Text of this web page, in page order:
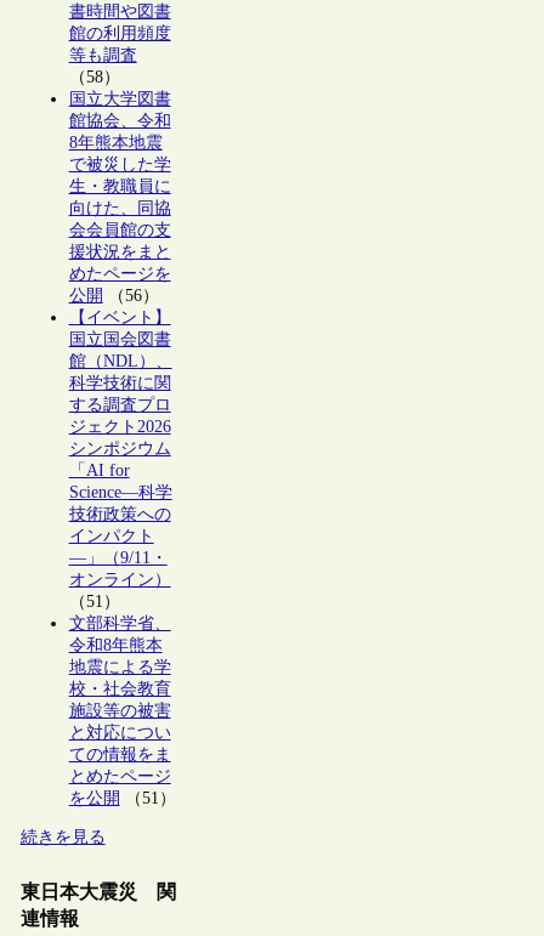
書時間や図書
館の利用頻度
等も調査
（58）
国立大学図書
館協会、令和
8年熊本地震
で被災した学
生・教職員に
向けた、同協
会会員館の支
援状況をまと
めたページを
公開
（56）
【イベント】
国立国会図書
館（NDL）、
科学技術に関
する調査プロ
ジェクト2026
シンポジウム
「AI for
Science―科学
技術政策への
インパクト
―」（9/11・
オンライン）
（51）
文部科学省、
令和8年熊本
地震による学
校・社会教育
施設等の被害
と対応につい
ての情報をま
とめたページ
を公開
（51）
続きを見る
東日本大震災 関
連情報